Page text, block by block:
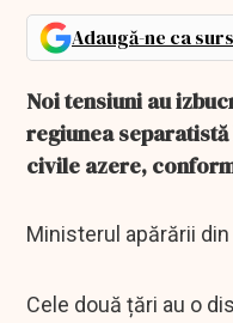
Adaugă-ne ca
Noi tensiuni au
regiunea
civile azere,
Ministerul apărării
Cele două țări au o